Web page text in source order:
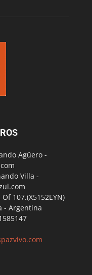
Agüero -
Villa -
107.(X5152EYN)
- Argentina